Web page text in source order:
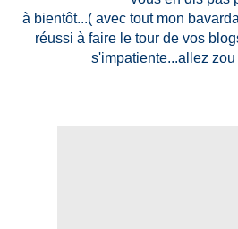
à bientôt...( avec tout mon
réussi à faire le tour de vos
s'impatiente...allez